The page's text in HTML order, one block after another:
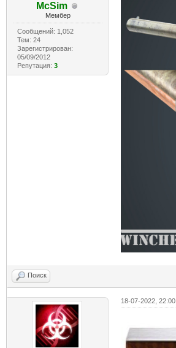
McSim
Мембер
Сообщений: 1,052
Тем: 24
Зарегистрирован:
05/09/2012
Репутация: 3
Поиск
18-07-2022, 22:00